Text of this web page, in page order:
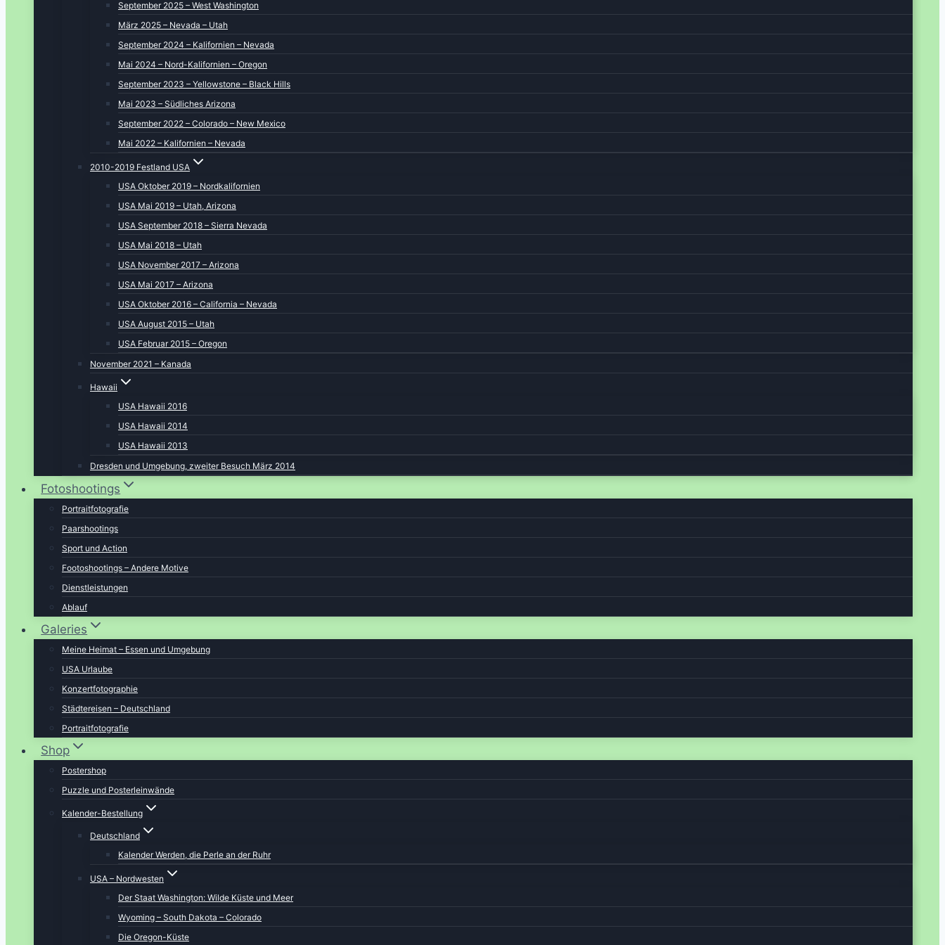
September 2025 – West Washington
März 2025 – Nevada – Utah
September 2024 – Kalifornien – Nevada
Mai 2024 – Nord-Kalifornien – Oregon
September 2023 – Yellowstone – Black Hills
Mai 2023 – Südliches Arizona
September 2022 – Colorado – New Mexico
Mai 2022 – Kalifornien – Nevada
2010-2019 Festland USA
USA Oktober 2019 – Nordkalifornien
USA Mai 2019 – Utah, Arizona
USA September 2018 – Sierra Nevada
USA Mai 2018 – Utah
USA November 2017 – Arizona
USA Mai 2017 – Arizona
USA Oktober 2016 – California – Nevada
USA August 2015 – Utah
USA Februar 2015 – Oregon
November 2021 – Kanada
Hawaii
USA Hawaii 2016
USA Hawaii 2014
USA Hawaii 2013
Dresden und Umgebung, zweiter Besuch März 2014
Fotoshootings
Portraitfotografie
Paarshootings
Sport und Action
Footoshootings – Andere Motive
Dienstleistungen
Ablauf
Galeries
Meine Heimat – Essen und Umgebung
USA Urlaube
Konzertfotographie
Städtereisen – Deutschland
Portraitfotografie
Shop
Postershop
Puzzle und Posterleinwände
Kalender-Bestellung
Deutschland
Kalender Werden, die Perle an der Ruhr
USA – Nordwesten
Der Staat Washington: Wilde Küste und Meer
Wyoming – South Dakota – Colorado
Die Oregon-Küste